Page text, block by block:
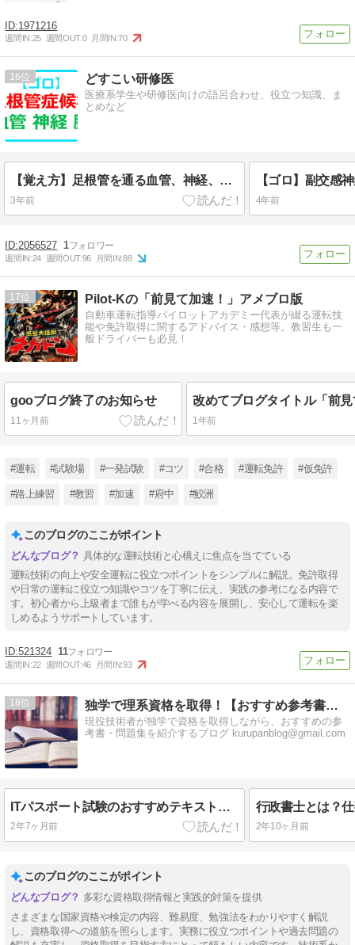
1971216
週間IN:25 週間OUT:0 月間IN:70
16 どすこい研修医
医療系学生や研修医向けの語呂合わせ、役立つ知識、ま
とめなど
【覚え方】足根管を通る血管、神経、腱の覚え方
3年前 4年前
2056527 1
週間IN:24 週間OUT:96 月間IN:88
17 Pilot-Kの「前見て加速！」アメブロ版
自動車運転指導パイロットアカデミー代表が綴る運転技
能や免許取得に関するアドバイス・感想等。教習生も一
般ドライバーも必見！
gooブログ終了のお知らせ
11ヶ月前 1年前
#運転 #試験場 #一発試験 #コツ #合格 #運転免許 #仮免許
#路上練習 #教習 #加速 #府中 #鮫洲
このブログのここがポイント
具体的な運転技術と心構えに焦点を当てている
運転技術の向上や安全運転に役立つポイントをシンプルに解説。免許取得
や日常の運転に役立つ知識やコツを丁寧に伝え、実践の参考になる内容で
す。初心者から上級者まで誰もが学べる内容を展開し、安心して運転を楽
しめるようサポートしています。
521324 11
週間IN:22 週間OUT:46 月間IN:93
18 独学で理系資格を取得！【おすすめ参考書・問題集】
現役技術者が独学で資格を取得しながら、おすすめの参
考書・問題集を紹介するブログ kurupanblog@gmail.com
ITパスポート試験のおすすめテキスト・講座を徹底比較！
2年7ヶ月前 2年10ヶ月前
このブログのここがポイント
多彩な資格取得情報と実践的対策を提供
さまざまな国家資格や検定の内容、難易度、勉強法をわかりやすく解説
し、資格取得への道筋を照らします。実務に役立つポイントや過去問題の